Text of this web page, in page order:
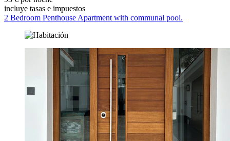
incluye tasas e impuestos
2 Bedroom Penthouse Apartment with communal pool.